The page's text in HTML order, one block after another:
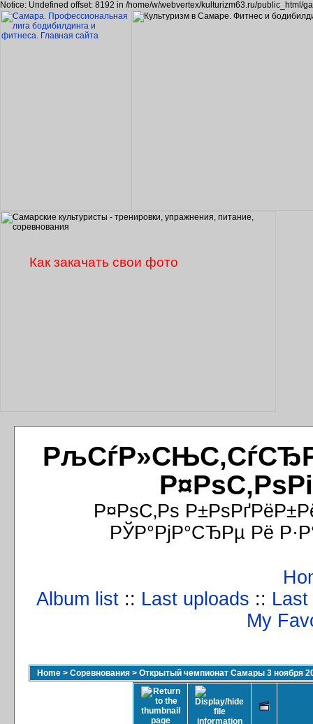
Notice: Undefined offset: 8192 in /home/w/webvertex/kulturizm63.ru/public_html/
Р¤РѕС‚Рѕ
РЎР°РјР°СЂРµ Рё
Album list :: Last uploads ::
My
Home > Соревнования > Открытый чемпионат Самары 3 ноября
Как закачать свои фото